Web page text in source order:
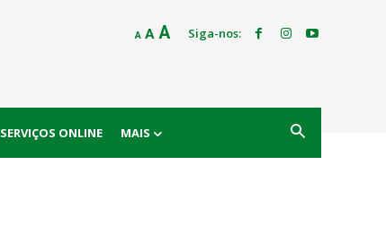
A
Decrease
font
A Reset
AIncrease
Siga-nos:
SERVIÇOS ONLINE MAIS